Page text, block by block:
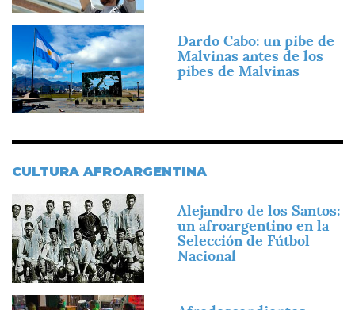
Imagen
Dardo Cabo: un pibe de
Malvinas antes de los
pibes de Malvinas
CULTURA AFROARGENTINA
Imagen
Alejandro de los Santos:
un afroargentino en la
Selección de Fútbol
Nacional
Imagen